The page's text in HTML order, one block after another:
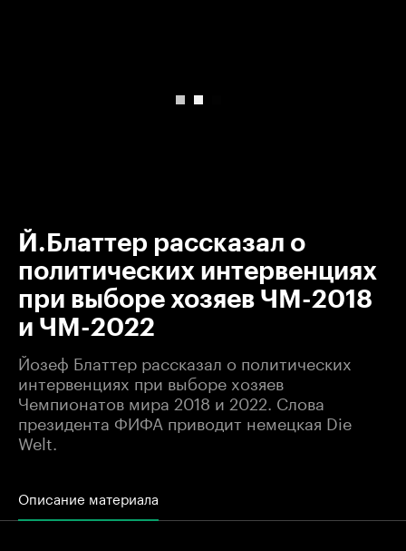
Й.Блаттер рассказал о
политических интервенциях
при выборе хозяев ЧМ-2018
и ЧМ-2022
Йозеф Блаттер рассказал о политических
интервенциях при выборе хозяев
Чемпионатов мира 2018 и 2022. Слова
президента ФИФА приводит немецкая Die
Welt.
Описание материала